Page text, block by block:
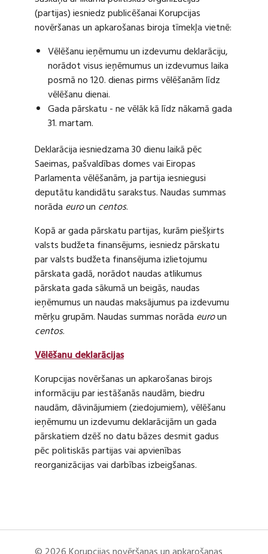
(partijas) iesniedz publicēšanai Korupcijas
novēršanas un apkarošanas biroja tīmekļa vietnē:
Vēlēšanu ieņēmumu un izdevumu deklarāciju,
norādot visus ieņēmumus un izdevumus laika
posmā no 120. dienas pirms vēlēšanām līdz
vēlēšanu dienai.
Gada pārskatu - ne vēlāk kā līdz nākamā gada
31. martam.
Deklarācija iesniedzama 30 dienu laikā pēc
Saeimas, pašvaldības domes vai Eiropas
Parlamenta vēlēšanām, ja partija iesniegusi
deputātu kandidātu sarakstus. Naudas summas
norāda euroun centos.
Kopā ar gada pārskatu partijas, kurām piešķirts
valsts budžeta finansējums, iesniedz pārskatu
par valsts budžeta finansējuma izlietojumu
pārskata gadā, norādot naudas atlikumus
pārskata gada sākumā un beigās, naudas
ieņēmumus un naudas maksājumus pa izdevumu
mērķu grupām. Naudas summas norāda euroun
centos.
Vēlēšanu deklarācijas
Korupcijas novēršanas un apkarošanas birojs
informāciju par iestāšanās naudām, biedru
naudām, dāvinājumiem (ziedojumiem), vēlēšanu
ieņēmumu un izdevumu deklarācijām un gada
pārskatiem dzēš no datu bāzes desmit gadus
pēc politiskās partijas vai apvienības
reorganizācijas vai darbības izbeigšanas.